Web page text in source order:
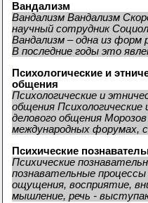
Вандализм
Вандализм Вандализм
научный сотрудник
Вандализм – одна из форм
В последние годы это
Психологические и
общения
Психологические и
общения
делового общения
международных форумах,
Психические
Психические
познавательные
ощущения, восприятие,
мышление, речь -